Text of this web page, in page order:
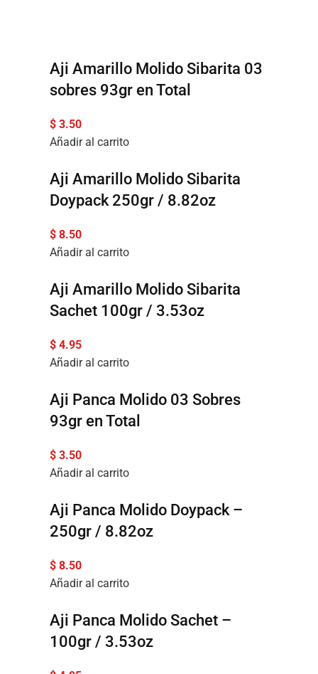
Aji Amarillo Molido Sibarita 03
sobres 93gr en Total
$3.50
Añadir al carrito
Aji Amarillo Molido Sibarita
Doypack 250gr / 8.82oz
$8.50
Añadir al carrito
Aji Amarillo Molido Sibarita
Sachet 100gr / 3.53oz
$4.95
Añadir al carrito
Aji Panca Molido 03 Sobres
93gr en Total
$3.50
Añadir al carrito
Aji Panca Molido Doypack –
250gr / 8.82oz
$8.50
Añadir al carrito
Aji Panca Molido Sachet –
100gr / 3.53oz